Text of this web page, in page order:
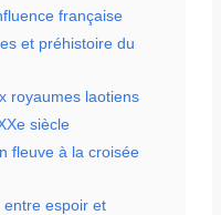
française
et préhistoire du
royaumes laotiens
siècle
fleuve à la croisée
entre espoir et